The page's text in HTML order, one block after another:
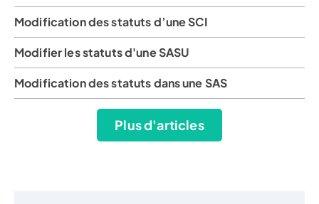
Modification des statuts d’une SCI
Modifier les statuts d'une SASU
Modification des statuts dans une SAS
Plus d'articles